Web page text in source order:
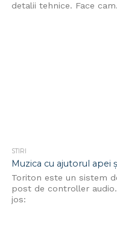
detalii tehnice. Face
STIRI
Muzica cu ajutorul apei
Toriton este un sistem
post de controller
jos: